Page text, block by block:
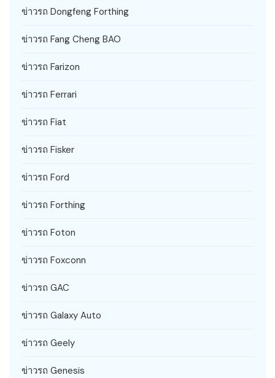
ข่าวรถ Dongfeng Forthing
ข่าวรถ Fang Cheng BAO
ข่าวรถ Farizon
ข่าวรถ Ferrari
ข่าวรถ Fiat
ข่าวรถ Fisker
ข่าวรถ Ford
ข่าวรถ Forthing
ข่าวรถ Foton
ข่าวรถ Foxconn
ข่าวรถ GAC
ข่าวรถ Galaxy Auto
ข่าวรถ Geely
ข่าวรถ Genesis